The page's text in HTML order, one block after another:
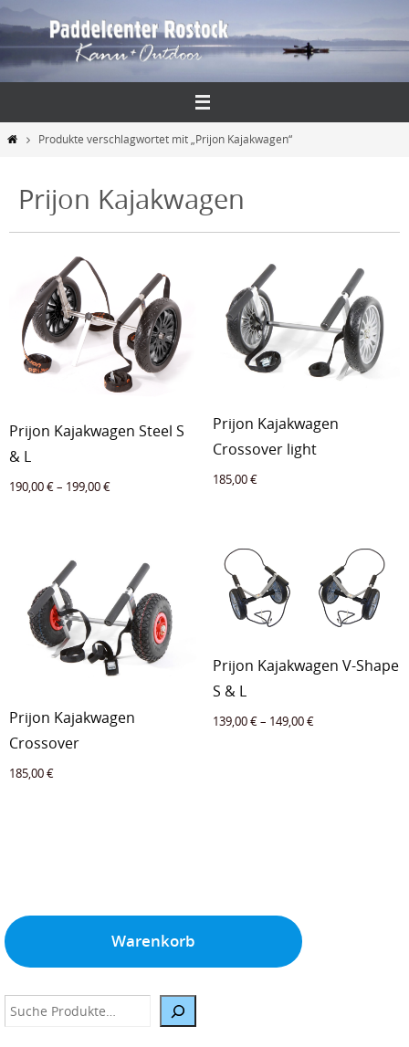
Inhalt
springen
StartProdukte verschlagwortet mit „Prijon Kajakwagen“
Prijon Kajakwagen
Prijon Kajakwagen Steel S
& L
190,00€– 199,00€
Prijon Kajakwagen
Crossover light
185,00€
Prijon Kajakwagen
Crossover
185,00€
Prijon Kajakwagen V-Shape
S & L
139,00€– 149,00€
Warenkorb
Suche